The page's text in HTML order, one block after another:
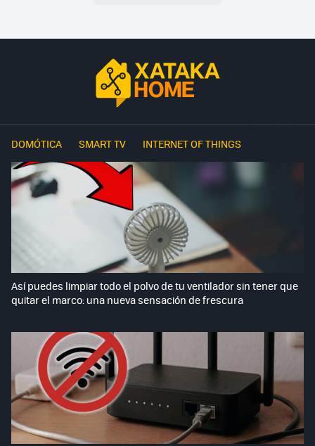
DOMÓTICA SMART TV INTERNET OF THINGS
Así puedes limpiar todo el polvo de tu ventilador sin tener que
quitar el marco: una nueva sensación de frescura